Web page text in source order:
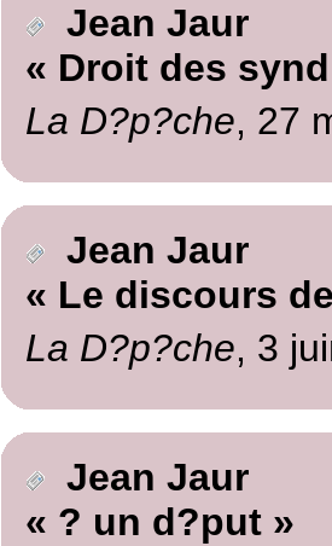
Jean Jaur
« Droit des
La D?p?che, 27
Jean Jaur
« Le discours
La D?p?che, 3
Jean Jaur
« ? un d?put »